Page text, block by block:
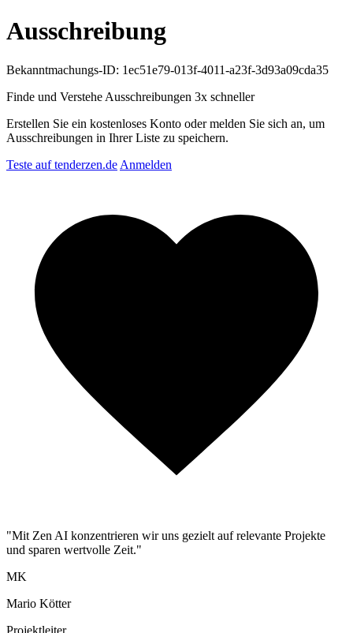
Ausschreibung
Bekanntmachungs-ID: 1ec51e79-013f-4011-a23f-3d93a09cda35
Finde und Verstehe Ausschreibungen 3x schneller
Erstellen Sie ein kostenloses Konto oder melden Sie sich an, um
Ausschreibungen in Ihrer Liste zu speichern.
Teste auf tenderzen.de Anmelden
"Mit Zen AI konzentrieren wir uns gezielt auf relevante Projekte
und sparen wertvolle Zeit."
MK
Mario Kötter
Projektleiter